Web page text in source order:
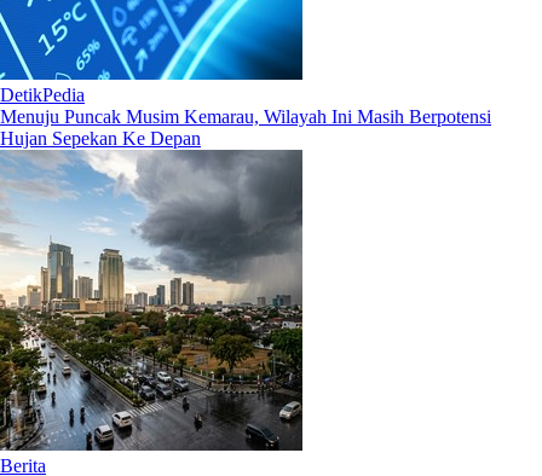
DetikPedia
Menuju Puncak Musim Kemarau, Wilayah Ini Masih Berpotensi
Hujan Sepekan Ke Depan
Berita